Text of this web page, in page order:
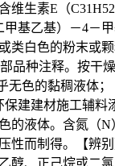
维生素E（
基乙基）－4－
白色的粉末或
部品种注释。按
无色的黏稠液体
保建建材施工辅
的液体。含氮（
性而制得。【辨
醇、正己烷或二